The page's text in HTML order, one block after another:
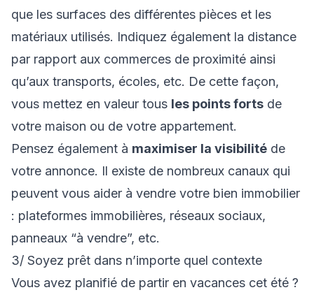
que les surfaces des différentes pièces et les
matériaux utilisés. Indiquez également la distance
par rapport aux commerces de proximité ainsi
qu’aux transports, écoles, etc. De cette façon,
vous mettez en valeur tous les points forts de
votre maison ou de votre appartement.
Pensez également à maximiser la visibilité de
votre annonce. Il existe de nombreux canaux qui
peuvent vous aider à vendre votre bien immobilier
: plateformes immobilières, réseaux sociaux,
panneaux “à vendre”, etc.
3/ Soyez prêt dans n’importe quel contexte
Vous avez planifié de partir en vacances cet été ?